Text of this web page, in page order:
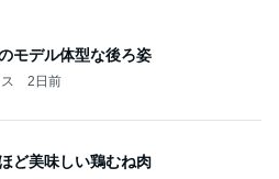
モデル体型な後ろ姿
2日前
ど美味しい鶏むね肉